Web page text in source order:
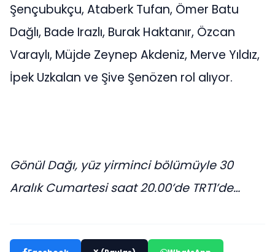
Şençubukçu, Ataberk Tufan, Ömer Batu
Dağlı, Bade Irazlı, Burak Haktanır, Özcan
Varaylı, Müjde Zeynep Akdeniz, Merve Yıldız,
İpek Uzkalan ve Şive Şenözen rol alıyor.
Gönül Dağı, yüz yirminci bölümüyle 30
Aralık Cumartesi saat 20.00’de TRT1’de…